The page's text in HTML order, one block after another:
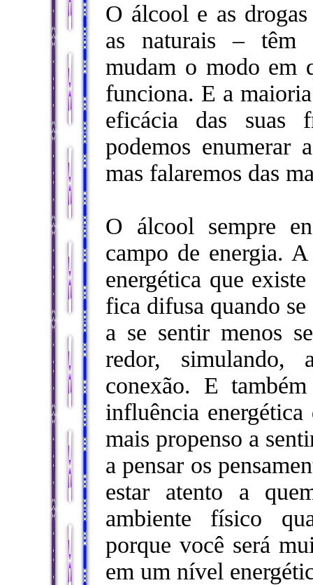
O álcool e as
as naturais – têm
mudam o modo em
funciona. E a
eficácia das suas
podemos enumerar
mas falaremos das
O álcool sempre
campo de energia.
energética que
fica difusa quando
a se sentir menos
redor, simulando,
conexão. E
influência
mais propenso a
a pensar os
estar atento a
ambiente físico
porque você será
em um nível